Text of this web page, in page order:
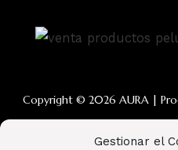
Gestionar el
Copyright © 2026 AURA |